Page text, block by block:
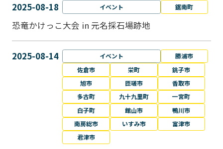
2025-08-18 イベント 鋸南町
恐竜かけっこ大会 in 元名採石場跡地
2025-08-14 イベント
勝浦市
佐倉市
栄町
銚子市
旭市
匝瑳市
香取市
多古町
九十九里町
一宮町
白子町
館山市
鴨川市
南房総市
いすみ市
富津市
君津市